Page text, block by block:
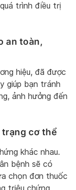
trình điều trị
an toàn,
hiệu, đã được
giúp bạn tránh
ảnh hưởng đến
cơ thể
khác nhau.
bệnh sẽ có
chọn đơn thuốc
triệu chứng,